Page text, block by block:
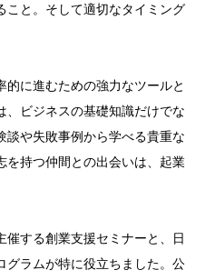
こと。そして適切なタイミング
に進むための強力なツールと
、ビジネスの基礎知識だけでな
談や失敗事例から学べる貴重な
を持つ仲間との出会いは、起業
する創業支援セミナーと、日
グラムが特に役立ちました。公